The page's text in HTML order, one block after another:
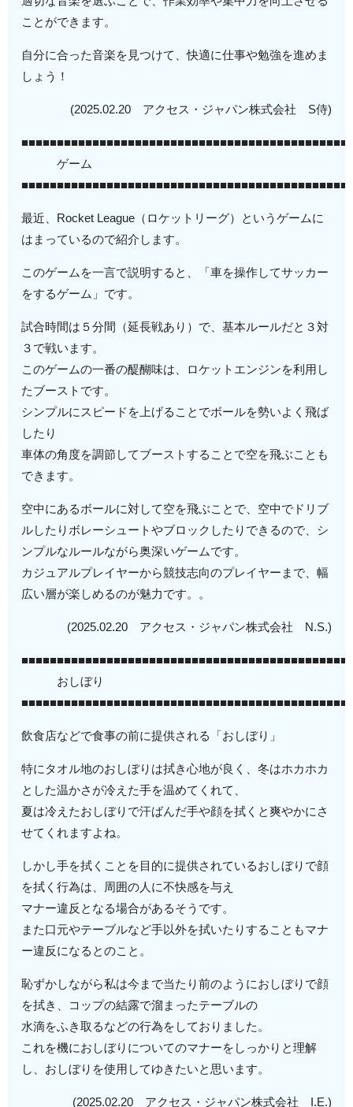
ことができます。
自分に合った音楽を見つけて、快適に仕事や勉強を進めま
しょう！
(2025.02.20 アクセス・ジャパン株式会社 S侍)
■■■■■■■■■■■■■■■■■■■■■■■■■■■■■■■■■■■■■■■■■■■■■■
ゲーム
■■■■■■■■■■■■■■■■■■■■■■■■■■■■■■■■■■■■■■■■■■■■■■
最近、Rocket League（ロケットリーグ）というゲームに
はまっているので紹介します。
このゲームを一言で説明すると、「車を操作してサッカー
をするゲーム」です。
試合時間は５分間（延長戦あり）で、基本ルールだと３対
３で戦います。
このゲームの一番の醍醐味は、ロケットエンジンを利用し
たブーストです。
シンプルにスピードを上げることでボールを勢いよく飛ば
したり
車体の角度を調節してブーストすることで空を飛ぶことも
できます。
空中にあるボールに対して空を飛ぶことで、空中でドリブ
ルしたりボレーシュートやブロックしたりできるので、シ
ンプルなルールながら奥深いゲームです。
カジュアルプレイヤーから競技志向のプレイヤーまで、幅
広い層が楽しめるのが魅力です。。
(2025.02.20 アクセス・ジャパン株式会社 N.S.)
■■■■■■■■■■■■■■■■■■■■■■■■■■■■■■■■■■■■■■■■■■■■■■
おしぼり
■■■■■■■■■■■■■■■■■■■■■■■■■■■■■■■■■■■■■■■■■■■■■■
飲食店などで食事の前に提供される「おしぼり」
特にタオル地のおしぼりは拭き心地が良く、冬はホカホカ
とした温かさが冷えた手を温めてくれて、
夏は冷えたおしぼりで汗ばんだ手や顔を拭くと爽やかにさ
せてくれますよね。
しかし手を拭くことを目的に提供されているおしぼりで顔
を拭く行為は、周囲の人に不快感を与え
マナー違反となる場合があるそうです。
また口元やテーブルなど手以外を拭いたりすることもマナ
ー違反になるとのこと。
恥ずかしながら私は今まで当たり前のようにおしぼりで顔
を拭き、コップの結露で溜まったテーブルの
水滴をふき取るなどの行為をしておりました。
これを機におしぼりについてのマナーをしっかりと理解
し、おしぼりを使用してゆきたいと思います。
(2025.02.20 アクセス・ジャパン株式会社 I.E.)